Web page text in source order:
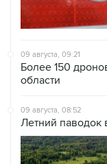
09 августа, 09:21
Более 150
области
09 августа, 08:52
Летний паводок